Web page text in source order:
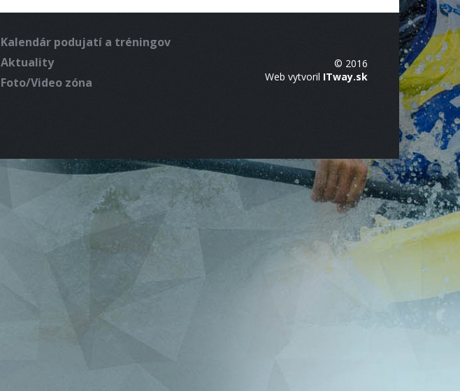
Kalendár podujatí a tréningov
Aktuality
Foto/Video zóna
© 2016
Web vytvoril ITway.sk